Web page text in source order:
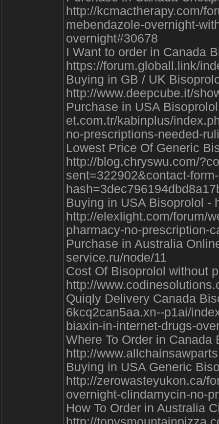
http://kcmactherapy.com/
mebendazole-overnight-
overnight#30678
I Want to order in Canada
https://forum.globall.link/
Buying in GB / UK
http://www.deepcube.it/
Purchase in USA
et.com.tr/kabinplus/
no-prescriptions-needed-
Lowest Price Of Generic
http://blog.chryswu.com/
sent=322902&contact-form-
Buying in USA Bisoprolol -
http://elexlight.com/forum/
pharmacy-no-prescription-
Purchase in Australia
service.ru/node/11
Cost Of Bisoprolol without
http://
Quiqly Delivery Canada
6kcq2can5aa.xn--p1ai/
biaxin-in-internet-drugs-
Where To Order in Canada
http://
Buying in USA Generic
http://zerowasteyukon.ca/
overnight-clindamycin-no-
How To Order in Australia